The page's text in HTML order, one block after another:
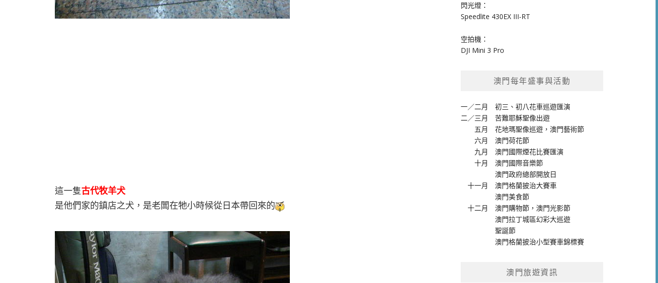
這一隻古代牧羊犬
是他們家的鎮店之犬，是老闆在牠小時候從日本帶回來的
閃光燈：
Speedlite 430EX III-RT
空拍機：
DJI Mini 3 Pro
澳門每年盛事與活動
一／二月初三、初八花車巡遊匯演
二／三月苦難耶穌聖像出遊
五月花地瑪聖像巡遊 ，澳門藝術節
六月澳門荷花節
九月澳門國際煙花比賽匯演
十月澳門國際音樂節
澳門政府總部開放日
十一月澳門格蘭披治大賽車
澳門美食節
十二月澳門購物節 ，澳門光影節
澳門拉丁城區幻彩大巡遊
聖誕節
澳門格蘭披治小型賽車錦標賽
澳門旅遊資訊